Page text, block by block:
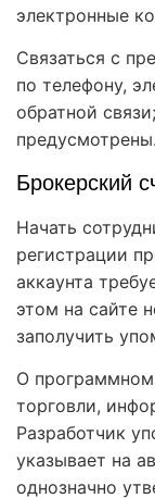
электронные
Связаться с
по телефону,
обратной
предусмотрены.
Брокерский
Начать
регистрации
аккаунта
этом на сайте
заполучить
О
торговли,
Разработчик
указывает на
однозначно